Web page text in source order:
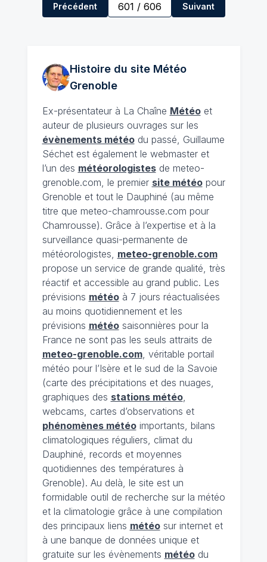
Précédent 601 / 606 Suivant
Histoire du site Météo
Grenoble
Ex-présentateur à La Chaîne Météoet
auteur de plusieurs ouvrages sur les
évènements météodu passé, Guillaume
Séchet est également le webmaster et
l’un des météorologistesde meteo-
grenoble.com, le premier site météopour
Grenoble et tout le Dauphiné (au même
titre que meteo-chamrousse.com pour
Chamrousse). Grâce à l’expertise et à la
surveillance quasi-permanente de
météorologistes, meteo-grenoble.com
propose un service de grande qualité, très
réactif et accessible au grand public. Les
prévisions météoà 7 jours réactualisées
au moins quotidiennement et les
prévisions météosaisonnières pour la
France ne sont pas les seuls attraits de
meteo-grenoble.com, véritable portail
météo pour l’Isère et le sud de la Savoie
(carte des précipitations et des nuages,
graphiques des stations météo,
webcams, cartes d’observations et
phénomènes météoimportants, bilans
climatologiques réguliers, climat du
Dauphiné, records et moyennes
quotidiennes des températures à
Grenoble). Au delà, le site est un
formidable outil de recherche sur la météo
et la climatologie grâce à une compilation
des principaux liens météosur internet et
à une banque de données unique et
gratuite sur les évènements météodu